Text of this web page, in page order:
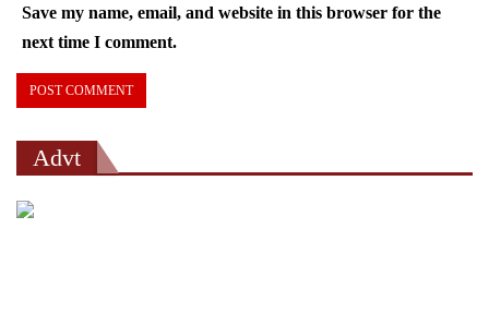
Save my name, email, and website in this browser for the
next time I comment.
Advt